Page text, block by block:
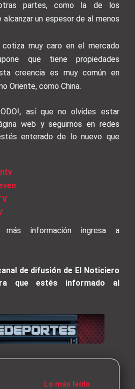
partes, como la de los
alcanzar un espesor de al menos
muy caro en el mercado
que tiene propiedades
creencia es muy común en
Oriente, como China.
así que no olvides estar
web y seguirnos en redes
enterado de lo nuevo que
más información ingresa a
de difusión de El Noticiero
que estés informado al
Lo más leído